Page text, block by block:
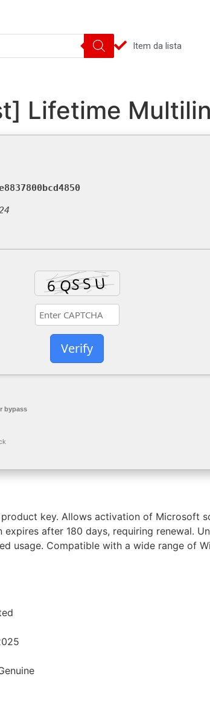
Item da lista
Lifetime
Verify
bypass
key. Allows activation of Microsoft
after 180 days, requiring renewal.
usage. Compatible with a wide range of